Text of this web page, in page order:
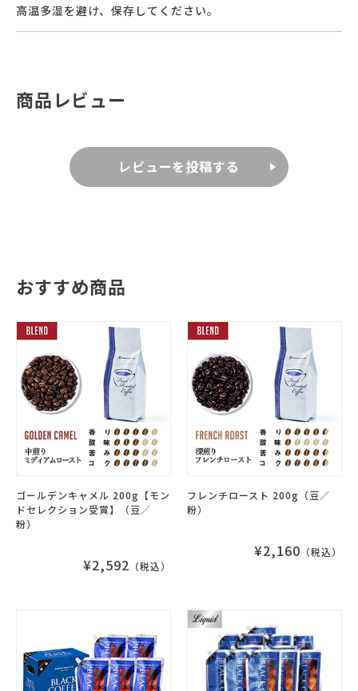
高温多湿を避け、保存してください。
商品レビュー
レビューを投稿する
おすすめ商品
ゴールデンキャメル 200g【モン
ドセレクション受賞】（豆／
粉）
¥2,592 （税込）
フレンチロースト 200g（豆／
粉）
¥2,160 （税込）